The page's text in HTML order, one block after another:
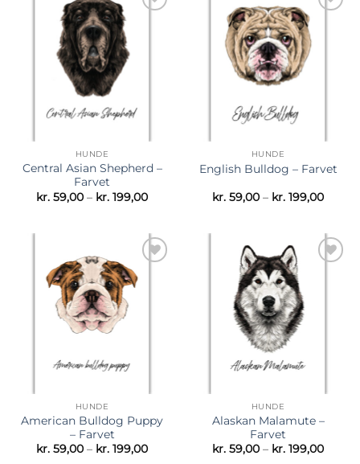
Tilføj til
ønskeliste
HUNDE
Central Asian Shepherd –
Farvet
kr. 59,00 – kr. 199,00Prisinterval:
Tilføj til
ønskeliste
HUNDE
English Bulldog – Farvet
kr. 59,00 – kr. 199,00
Tilføj til
ønskeliste
HUNDE
American Bulldog Puppy
– Farvet
kr. 59,00 – kr. 199,00Prisinterval:
ønskeliste
HUNDE
Alaskan Malamute –
Farvet
kr. 59,00 – kr. 199,00